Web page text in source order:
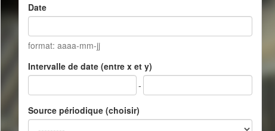
Date
format: aaaa-mm-jj
Intervalle de date (entre x et y)
-
Source périodique (choisir)